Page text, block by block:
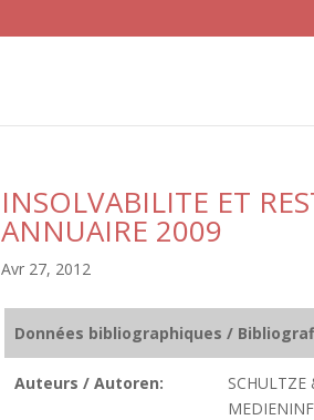
INSOLVABILITE ET
ANNUAIRE 2009
Avr 27, 2012
Données bibliographiques /
Auteurs / Autoren: